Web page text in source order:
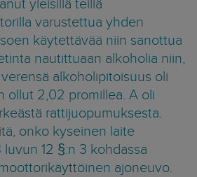
varustettua yhden
käytettävää niin sanottua
nautittuaan alkoholia niin,
alkoholipitoisuus oli
ollut 2,02 promillea. A oli
rattijuopumuksesta.
onko kyseinen laite
12 §:n 3 kohdassa
ajoneuvo.